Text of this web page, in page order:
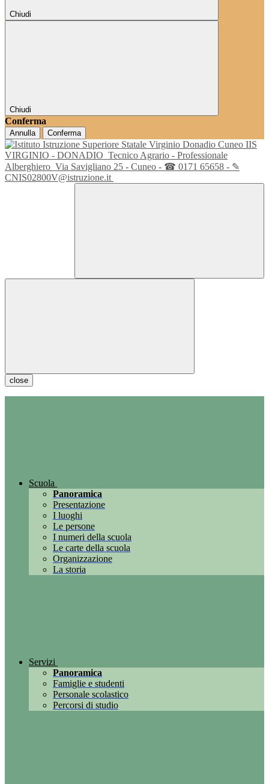
Chiudi
Chiudi
Conferma
Annulla Conferma
IIS
VIRGINIO - DONADIO Tecnico Agrario - Professionale
Alberghiero Via Savigliano 25 - Cuneo - ☎ 0171 65658 - ✎
CNIS02800V@istruzione.it
close
Scuola
Panoramica
Presentazione
I luoghi
Le persone
I numeri della scuola
Le carte della scuola
Organizzazione
La storia
Servizi
Panoramica
Famiglie e studenti
Personale scolastico
Percorsi di studio